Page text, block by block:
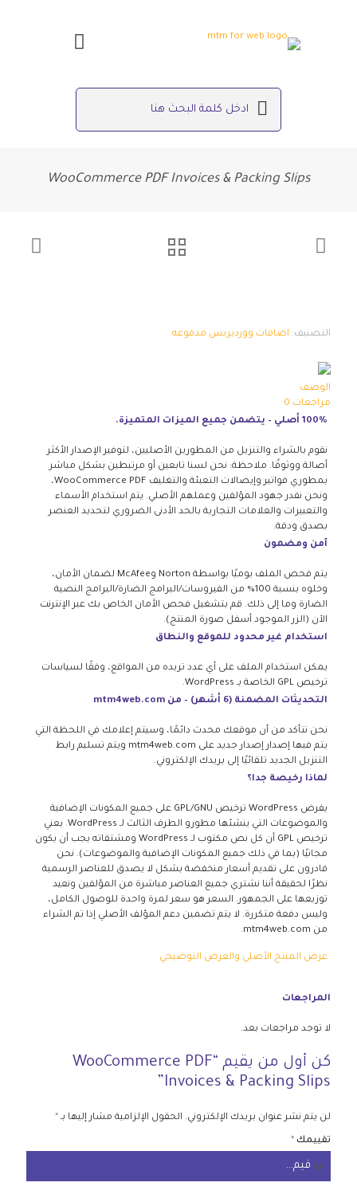
WooCommerce PDF Invoices & Packing Slips
التصنيف: اضافات ووردبريس مدفوعه
الوصف
مراجعات 0
100% أصلي – يتضمن جميع الميزات المتميزة.
نقوم بالشراء والتنزيل من المطورين الأصليين، لتوفير الإصدار الأكثر
أصالة ووثوقًا. ملاحظة: نحن لسنا تابعين أو مرتبطين بشكل مباشر
بمطوري فواتير وإيصالات التعبئة والتغليف WooCommerce PDF،
ونحن نقدر جهود المؤلفين وعملهم الأصلي. يتم استخدام الأسماء
والتعبيرات والعلامات التجارية بالحد الأدنى الضروري لتحديد العنصر
بصدق ودقة.
آمن ومضمون
يتم فحص الملف يوميًا بواسطة Norton وMcAfee لضمان الأمان،
وخلوه بنسبة 100% من الفيروسات/البرامج الضارة/البرامج النصية
الضارة وما إلى ذلك. قم بتشغيل فحص الأمان الخاص بك عبر الإنترنت
الآن (الزر الموجود أسفل صورة المنتج).
استخدام غير محدود للموقع والنطاق
يمكن استخدام الملف على أي عدد تريده من المواقع، وفقًا لسياسات
ترخيص GPL الخاصة بـ WordPress.
التحديثات المضمنة (6 أشهر) – من mtm4web.com
نحن نتأكد من أن موقعك محدث دائمًا، وسيتم إعلامك في اللحظة التي
يتم فيها إصدار إصدار جديد على mtm4web.com ويتم تسليم رابط
التنزيل الجديد تلقائيًا إلى بريدك الإلكتروني.
لماذا رخيصة جدا؟
يفرض WordPress ترخيص GPL/GNU على جميع المكونات الإضافية
والموضوعات التي ينشئها مطورو الطرف الثالث لـ WordPress. يعني
ترخيص GPL أن كل نص مكتوب لـ WordPress ومشتقاته يجب أن يكون
مجانيًا (بما في ذلك جميع المكونات الإضافية والموضوعات). نحن
قادرون على تقديم أسعار منخفضة بشكل لا يصدق للعناصر الرسمية
نظرًا لحقيقة أننا نشتري جميع العناصر مباشرة من المؤلفين ونعيد
توزيعها على الجمهور. السعر هو سعر لمرة واحدة للوصول الكامل،
وليس دفعة متكررة. لا يتم تضمين دعم المؤلف الأصلي إذا تم الشراء
من mtm4web.com.
عرض المنتج الأصلي والعرض التوضيحي
المراجعات
لا توجد مراجعات بعد.
كن أول من يقيم “WooCommerce PDF
Invoices & Packing Slips”
لن يتم نشر عنوان بريدك الإلكتروني. الحقول الإلزامية مشار إليها بـ *
تقييمك *